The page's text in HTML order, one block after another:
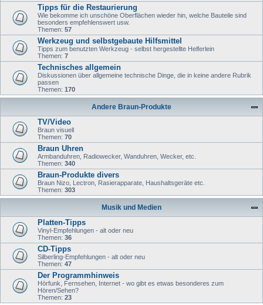
Tipps für die Restaurierung
Wie bekomme ich unschöne Oberflächen wieder hin, welche Bauteile sind
besonders empfehlenswert usw.
Themen: 57
Werkzeug und selbstgebaute Hilfsmittel
Tipps zum benutzten Werkzeug - selbst hergestellte Helferlein
Themen: 7
Technisches allgemein
Diskussionen über allgemeine technische Dinge, die in keine andere Rubrik
passen
Themen: 170
Andere Braun-Produkte
TV/Video
Braun visuell
Themen: 70
Braun Uhren
Armbanduhren, Radiowecker, Wanduhren, Wecker, etc.
Themen: 340
Braun-Produkte divers
Braun Nizo, Lectron, Rasierapparate, Haushaltsgeräte etc.
Themen: 303
Musik und Medien
Platten-Tipps
Vinyl-Empfehlungen - alt oder neu
Themen: 36
CD-Tipps
Silberling-Empfehlungen - alt oder neu
Themen: 47
Der Programmhinweis
Hörfunk, Fernsehen, Internet - wo gibt es etwas besonderes zum
Hören/Sehen?
Themen: 23